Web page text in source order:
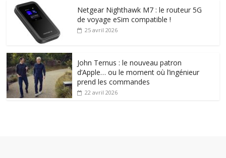
Netgear Nighthawk M7 : le routeur 5G
de voyage eSim compatible !
25 avril 2026
John Ternus : le nouveau patron
d’Apple… ou le moment où l’ingénieur
prend les commandes
22 avril 2026